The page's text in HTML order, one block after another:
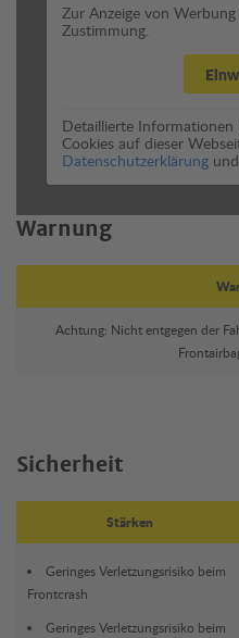
Zur Anzeige von
Zustimmung.
Detaillierte Informationen
Cookies auf dieser
Datenschutzerklärung
Warnung
Achtung: Nicht entgegen der
Sicherheit
Stärken
Geringes Verletzungsrisiko beim
Frontcrash
Geringes Verletzungsrisiko beim